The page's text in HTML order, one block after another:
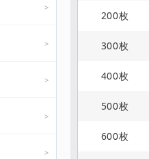
200枚
300枚
400枚
500枚
600枚